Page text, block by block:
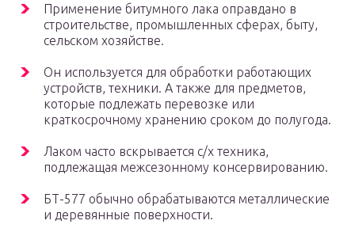
Применение битумного лака оправдано в
строительстве, промышленных сферах, быту,
сельском хозяйстве.
Он используется для обработки работающих
устройств, техники. А также для предметов,
которые подлежать перевозке или
краткосрочному хранению сроком до полугода.
Лаком часто вскрывается с/х техника,
подлежащая межсезонному консервированию.
БТ-577 обычно обрабатываются металлические
и деревянные поверхности.